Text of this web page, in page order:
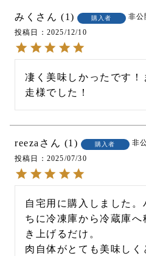
みく 1 購入者
非公
投稿日
2025/12/10
凄く美味しかったです！
走様でした！
reeza 1 購入者
非
投稿日
2025/07/30
自宅用に購入しました。
ちに冷凍庫から冷蔵庫
き上げるだけ。
肉自体がとても美味しく